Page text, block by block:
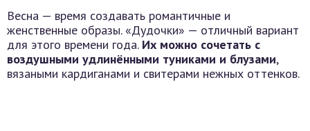
Весна — время создавать романтичные и
женственные образы. «Дудочки» — отличный вариант
для этого времени года. Их можно сочетать с
воздушными удлинёнными туниками и блузами,
вязаными кардиганами и свитерами нежных оттенков.